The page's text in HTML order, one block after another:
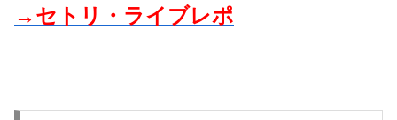
→セトリ・ライブレポ